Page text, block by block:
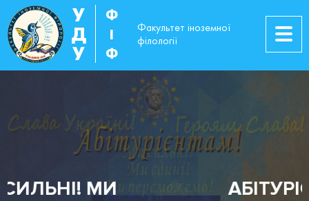
У
Д
У
Ф
І
Ф
Факультет іноземної
філології
АБІТУРІЄНТАМ